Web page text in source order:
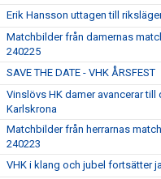
Erik Hansson uttagen till
Matchbilder från damernas
240225
SAVE THE DATE - VHK ÅRSFEST
Vinslövs HK damer avancerar till
Karlskrona
Matchbilder från herrarnas
240223
VHK i klang och jubel fortsätter